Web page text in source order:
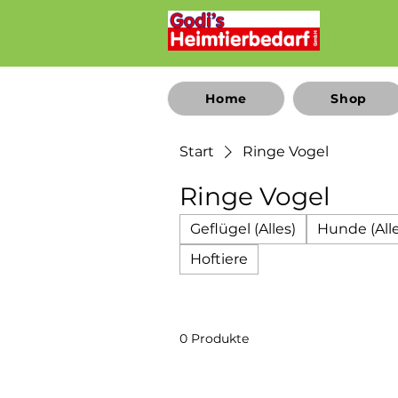
Home Shop
Start Ringe Vogel
Ringe Vogel
Geflügel (Alles)
Hunde
Hoftiere
0 Produkte